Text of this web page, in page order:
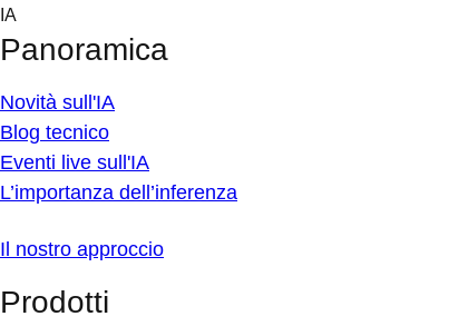
Skip
content
IA
Panoramica
Novità sull'IA
Blog tecnico
Eventi live sull'IA
L’importanza dell’inferenza
Il nostro approccio
Prodotti